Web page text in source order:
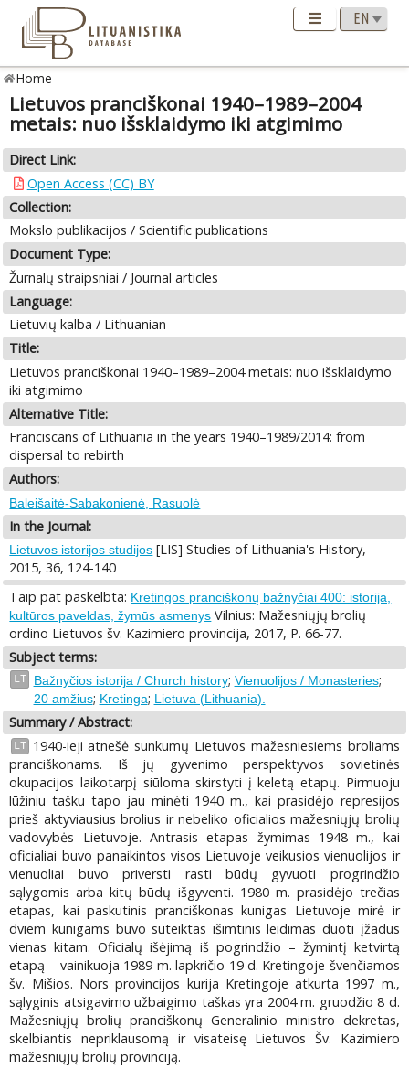
Home
Lietuvos pranciškonai 1940–1989–2004
metais: nuo išsklaidymo iki atgimimo
Direct Link:
Open Access (CC) BY
Collection:
Mokslo publikacijos / Scientific publications
Document Type:
Žurnalų straipsniai / Journal articles
Language:
Lietuvių kalba / Lithuanian
Title:
Lietuvos pranciškonai 1940–1989–2004 metais: nuo išsklaidymo
iki atgimimo
Alternative Title:
Franciscans of Lithuania in the years 1940–1989/2014: from
dispersal to rebirth
Authors:
Baleišaitė-Sabakonienė, Rasuolė
In the Journal:
Lietuvos istorijos studijos [LIS] Studies of Lithuania's History,
2015, 36, 124-140
Taip pat paskelbta: Kretingos pranciškonų bažnyčiai 400: istorija,
kultūros paveldas, žymūs asmenys Vilnius: Mažesniųjų brolių
ordino Lietuvos šv. Kazimiero provincija, 2017, P. 66-77.
Subject terms:
LT Bažnyčios istorija / Church history; Vienuolijos / Monasteries;
20 amžius; Kretinga; Lietuva (Lithuania).
Summary / Abstract:
LT
1940-ieji atnešė sunkumų Lietuvos mažesniesiems broliams
pranciškonams. Iš jų gyvenimo perspektyvos sovietinės
okupacijos laikotarpį siūloma skirstyti į keletą etapų. Pirmuoju
lūžiniu tašku tapo jau minėti 1940 m., kai prasidėjo represijos
prieš aktyviausius brolius ir nebeliko oficialios mažesniųjų brolių
vadovybės Lietuvoje. Antrasis etapas žymimas 1948 m., kai
oficialiai buvo panaikintos visos Lietuvoje veikusios vienuolijos ir
vienuoliai buvo priversti rasti būdų gyvuoti progrindžio
sąlygomis arba kitų būdų išgyventi. 1980 m. prasidėjo trečias
etapas, kai paskutinis pranciškonas kunigas Lietuvoje mirė ir
dviem kunigams buvo suteiktas išimtinis leidimas duoti įžadus
vienas kitam. Oficialų išėjimą iš pogrindžio – žymintį ketvirtą
etapą – vainikuoja 1989 m. lapkričio 19 d. Kretingoje švenčiamos
šv. Mišios. Nors provincijos kurija Kretingoje atkurta 1997 m.,
sąlyginis atsigavimo užbaigimo taškas yra 2004 m. gruodžio 8 d.
Mažesniųjų brolių pranciškonų Generalinio ministro dekretas,
skelbiantis nepriklausomą ir visateisę Lietuvos Šv. Kazimiero
mažesniųjų brolių provinciją.